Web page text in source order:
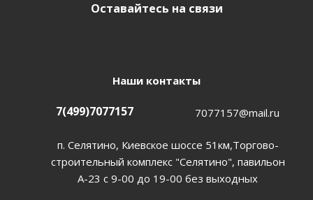
Оставайтесь на связи
Наши контакты
7(499)7077157 7077157@mail.ru
п. Селятино, Киевское шоссе 51км,Торгово-
строительный комплекс "Селятино", павильон
А-23 с 9-00 до 19-00 без выходных